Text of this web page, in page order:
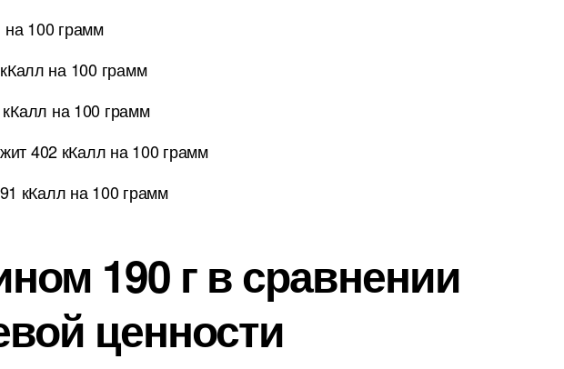
100 грамм
на 100 грамм
на 100 грамм
402 кКалл на 100 грамм
кКалл на 100 грамм
190 г в сравнении
ценности